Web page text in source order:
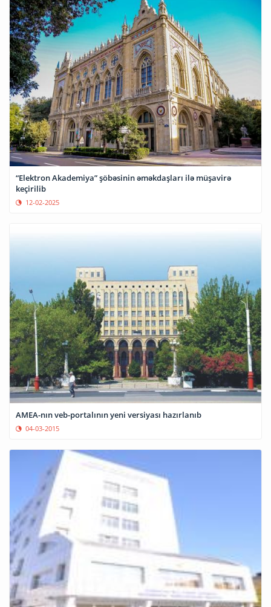
“Elektron Akademiya” şöbəsinin əməkdaşları ilə müşavirə
keçirilib
12-02-2025
AMEA-nın veb-portalının yeni versiyası hazırlanıb
04-03-2015